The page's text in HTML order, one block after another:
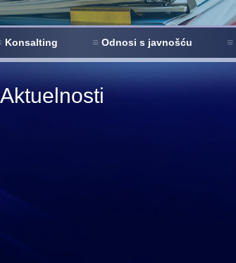
Konsalting Odnosi s javnošću
Aktuelnosti